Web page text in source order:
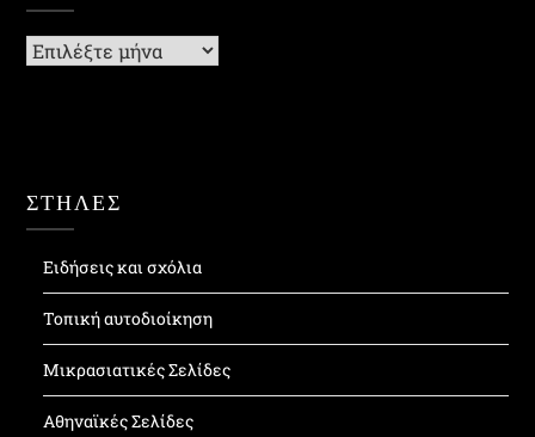
Ιστορικό
ΣΤΗΛΕΣ
Ειδήσεις και σχόλια
Τοπική αυτοδιοίκηση
Μικρασιατικές Σελίδες
Αθηναϊκές Σελίδες